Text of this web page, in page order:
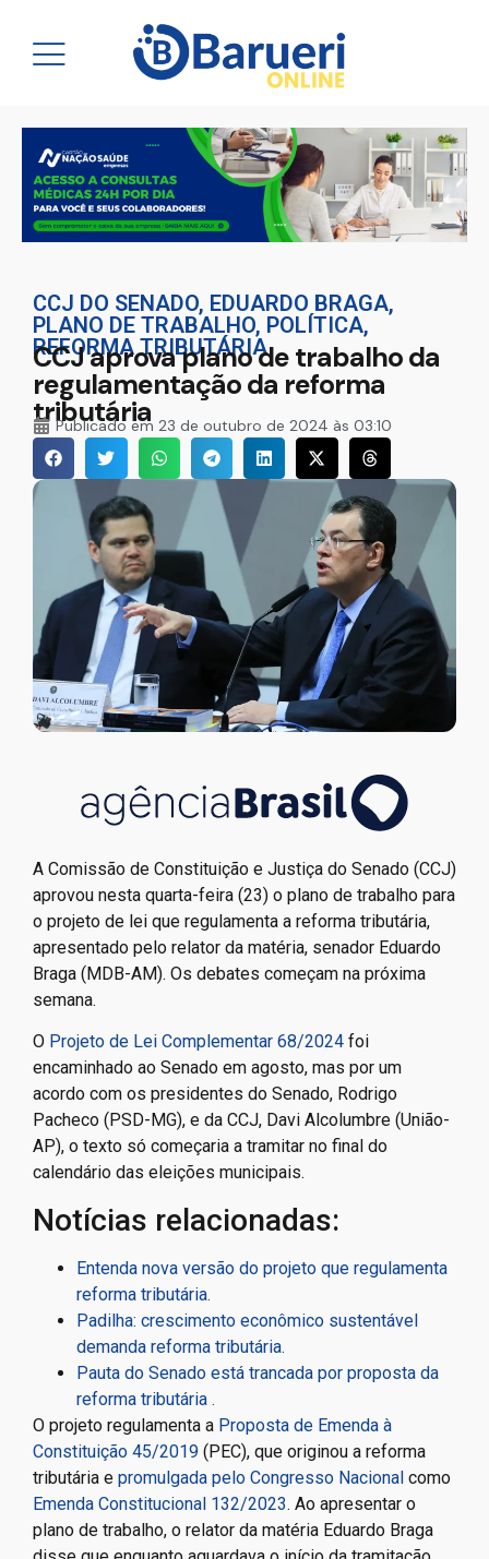
CCJ DO SENADO, EDUARDO BRAGA,
PLANO DE TRABALHO, POLÍTICA,
REFORMA TRIBUTÁRIA
CCJ aprova plano de trabalho da
regulamentação da reforma
tributária
Publicado em 23 de outubro de 2024 às 03:10
A Comissão de Constituição e Justiça do Senado (CCJ)
aprovou nesta quarta-feira (23) o plano de trabalho para
o projeto de lei que regulamenta a reforma tributária,
apresentado pelo relator da matéria, senador Eduardo
Braga (MDB-AM). Os debates começam na próxima
semana.
O Projeto de Lei Complementar 68/2024 foi
encaminhado ao Senado em agosto, mas por um
acordo com os presidentes do Senado, Rodrigo
Pacheco (PSD-MG), e da CCJ, Davi Alcolumbre (União-
AP), o texto só começaria a tramitar no final do
calendário das eleições municipais.
Notícias relacionadas:
Entenda nova versão do projeto que regulamenta
reforma tributária.
Padilha: crescimento econômico sustentável
demanda reforma tributária.
Pauta do Senado está trancada por proposta da
reforma tributária .
O projeto regulamenta a Proposta de Emenda à
Constituição 45/2019 (PEC), que originou a reforma
tributária e promulgada pelo Congresso Nacional como
Emenda Constitucional 132/2023. Ao apresentar o
plano de trabalho, o relator da matéria Eduardo Braga